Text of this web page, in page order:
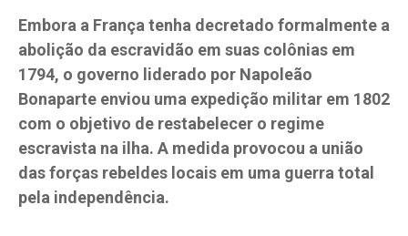
Embora a França tenha decretado formalmente a
abolição da escravidão em suas colônias em
1794, o governo liderado por Napoleão
Bonaparte enviou uma expedição militar em 1802
com o objetivo de restabelecer o regime
escravista na ilha. A medida provocou a união
das forças rebeldes locais em uma guerra total
pela independência.